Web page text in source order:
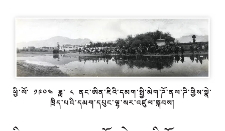
ཕྱི་ལོ་ ༡༩༠༤ ཟླ་ ༨ ནང་ཨིན་ཇིའི་དམག་སྤྱི་མེག་ཌོ་ནལ་ཌི་གྱིས་སྣེ་
ཁྲིད་པའི་དམག་དཔུང་ལྷ་སར་འཛུལ་སྐབས།